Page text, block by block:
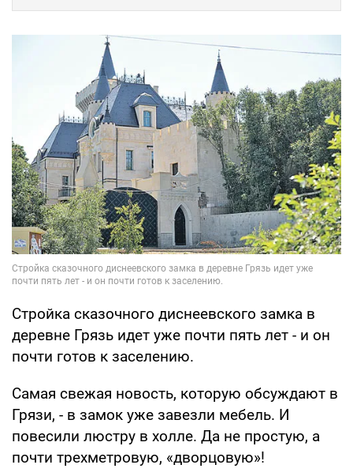
Стройка сказочного диснеевского замка в
деревне Грязь идет уже почти пять лет - и он
почти готов к заселению.
Самая свежая новость, которую обсуждают в
Грязи, - в замок уже завезли мебель. И
повесили люстру в холле. Да не простую, а
почти трехметровую, «дворцовую»!